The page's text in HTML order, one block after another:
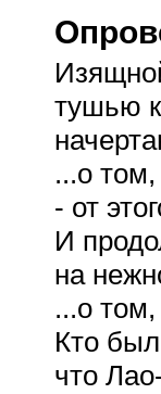
тушью
...о
- от
И
на
...о
Кто
что